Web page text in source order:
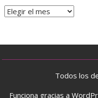
De
Todos los
Funciona gracias a